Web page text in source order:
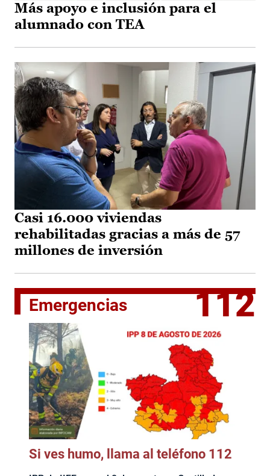
Más apoyo e inclusión para el
alumnado con TEA
Casi 16.000 viviendas
rehabilitadas gracias a más de 57
millones de inversión
Emergencias 112
Si ves humo, llama al teléfono 112